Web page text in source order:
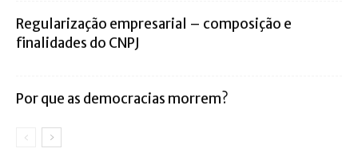
Regularização empresarial – composição e
finalidades do CNPJ
Por que as democracias morrem?